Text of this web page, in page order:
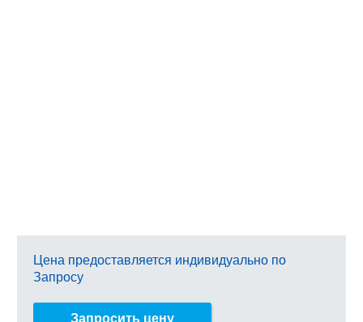
Цена предоставляется индивидуально по
Запросу
Запросить цену